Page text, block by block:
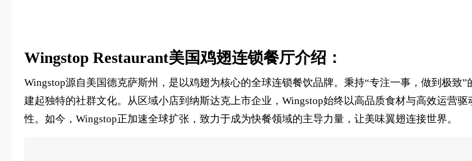
Wingstop Restaurant美国鸡翅连锁餐厅介绍：
Wingstop源自美国德克萨斯州，是以鸡翅为核心的全球连锁餐饮品牌。秉持“专注一事，做到极致
建起独特的社群文化。从区域小店到纳斯达克上市企业，Wingstop始终以高品质食材与高效运营
性。如今，Wingstop正加速全球扩张，致力于成为快餐领域的主导力量，让美味翼翅连接世界。